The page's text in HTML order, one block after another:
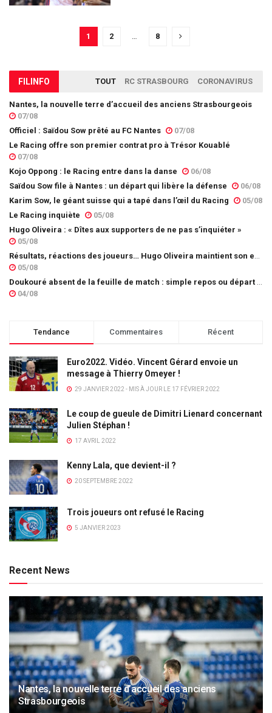
1 2 8
FIL INFO TOUT RC STRASBOURG CORONAVIRUS
Nantes, la nouvelle terre d’accueil des anciens Strasbourgeois
07/08
Officiel : Saïdou Sow prêté au FC Nantes
07/08
Le Racing offre son premier contrat pro à Trésor Kouablé
07/08
Kojo Oppong : le Racing entre dans la danse
06/08
Saïdou Sow file à Nantes : un départ qui libère la défense
06/08
Karim Sow, le géant suisse qui a tapé dans l’œil du Racing
05/08
Le Racing inquiète
05/08
Hugo Oliveira : « Dîtes aux supporters de ne pas s’inquiéter »
05/08
05/08
04/08
Tendance Commentaires Récent
Euro2022. Vidéo. Vincent Gérard envoie un
message à Thierry Omeyer !
29 JANVIER 2022 - MIS À JOUR LE 17 FÉVRIER 2022
Le coup de gueule de Dimitri Lienard concernant
Julien Stéphan !
17 AVRIL 2022
Kenny Lala, que devient-il ?
20 SEPTEMBRE 2022
Trois joueurs ont refusé le Racing
5 JANVIER 2023
Recent News
Nantes, la nouvelle terre d’accueil des anciens
Strasbourgeois